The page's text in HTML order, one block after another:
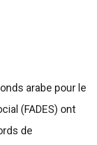
arabe pour le
(FADES) ont
de